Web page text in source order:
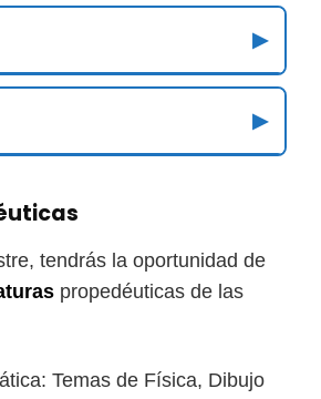
▶
▶
tendrás la oportunidad de
propedéuticas de las
Temas de Física, Dibujo